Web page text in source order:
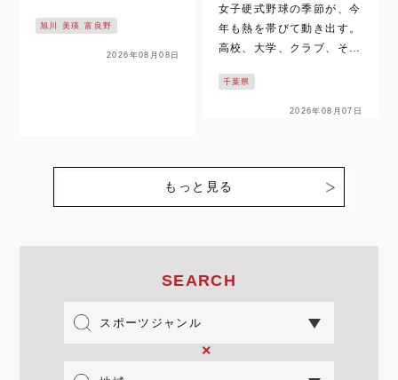
SEARCH
×
店を巡り、本場の味と街の
魅力を紹介する。 そもそ
旭川 美瑛 富良野
2026年08月08日
女子硬式野球の季節が、今
年も熱を帯びて動き出す。
高校、大学、クラブ、そし
を越えて選手たちが躍動す
る夏。その中心に位置する
だ。 今年は例年以上に特
別な意味を持つ。 前年度
王者…
千葉県
2026年08月07日
もっと見る